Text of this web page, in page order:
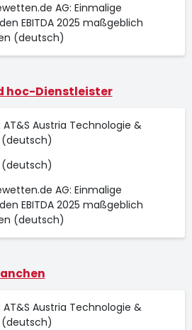
AG: Einmalige
EBITDA 2025 maßgeblich
(deutsch)
hoc-Dienstleister
Austria Technologie &
(deutsch)
(deutsch)
AG: Einmalige
EBITDA 2025 maßgeblich
(deutsch)
Austria Technologie &
(deutsch)